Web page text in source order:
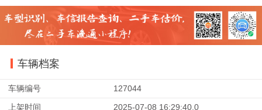
车辆档案
车辆编号
127044
上架时间
2025-07-08 16:29:40.0